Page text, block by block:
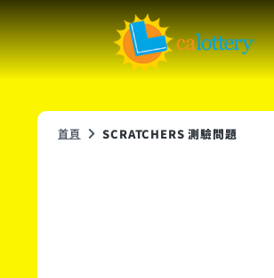
首頁 SCRATCHERS 測驗問題